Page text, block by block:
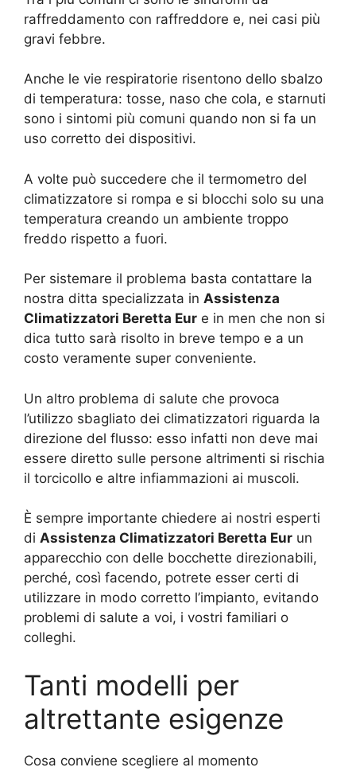
raffreddamento con raffreddore e, nei casi più
gravi febbre.
Anche le vie respiratorie risentono dello sbalzo
di temperatura: tosse, naso che cola, e starnuti
sono i sintomi più comuni quando non si fa un
uso corretto dei dispositivi.
A volte può succedere che il termometro del
climatizzatore si rompa e si blocchi solo su una
temperatura creando un ambiente troppo
freddo rispetto a fuori.
Per sistemare il problema basta contattare la
nostra ditta specializzata in Assistenza
Climatizzatori Beretta Eur e in men che non si
dica tutto sarà risolto in breve tempo e a un
costo veramente super conveniente.
Un altro problema di salute che provoca
l’utilizzo sbagliato dei climatizzatori riguarda la
direzione del flusso: esso infatti non deve mai
essere diretto sulle persone altrimenti si rischia
il torcicollo e altre infiammazioni ai muscoli.
È sempre importante chiedere ai nostri esperti
di Assistenza Climatizzatori Beretta Eur un
apparecchio con delle bocchette direzionabili,
perché, così facendo, potrete esser certi di
utilizzare in modo corretto l’impianto, evitando
problemi di salute a voi, i vostri familiari o
colleghi.
Tanti modelli per
altrettante esigenze
Cosa conviene scegliere al momento